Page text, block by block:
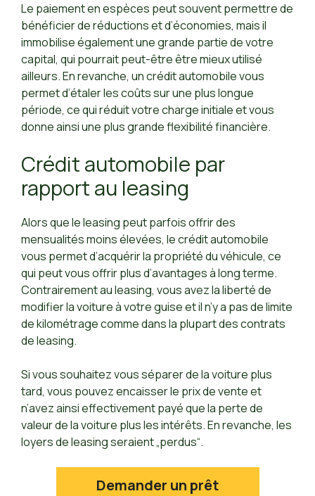
Le paiement en espèces peut souvent permettre de
bénéficier de réductions et d’économies, mais il
immobilise également une grande partie de votre
capital, qui pourrait peut-être être mieux utilisé
ailleurs. En revanche, un crédit automobile vous
permet d’étaler les coûts sur une plus longue
période, ce qui réduit votre charge initiale et vous
donne ainsi une plus grande flexibilité financière.
Crédit automobile par
rapport au leasing
Alors que le leasing peut parfois offrir des
mensualités moins élevées, le crédit automobile
vous permet d’acquérir la propriété du véhicule, ce
qui peut vous offrir plus d’avantages à long terme.
Contrairement au leasing, vous avez la liberté de
modifier la voiture à votre guise et il n’y a pas de limite
de kilométrage comme dans la plupart des contrats
de leasing.
Si vous souhaitez vous séparer de la voiture plus
tard, vous pouvez encaisser le prix de vente et
n’avez ainsi effectivement payé que la perte de
valeur de la voiture plus les intérêts. En revanche, les
loyers de leasing seraient „perdus“.
Demander un prêt